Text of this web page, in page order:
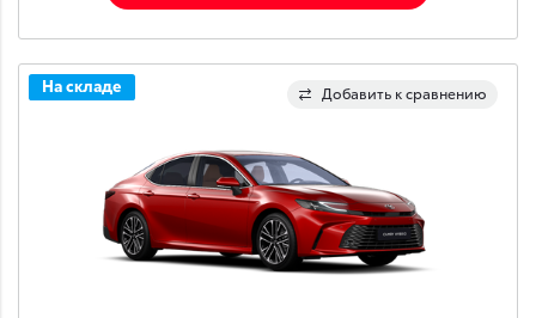
Добавить к сравнению
На складе